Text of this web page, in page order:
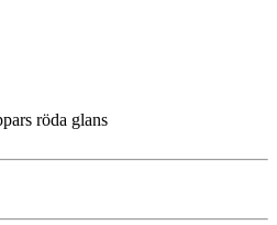
röda glans